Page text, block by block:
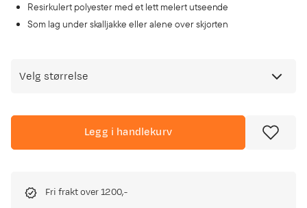
Resirkulert polyester med et lett melert utseende
Som lag under skalljakke eller alene over skjorten
Velg størrelse
Legg i handlekurv
Fri frakt over 1200,-